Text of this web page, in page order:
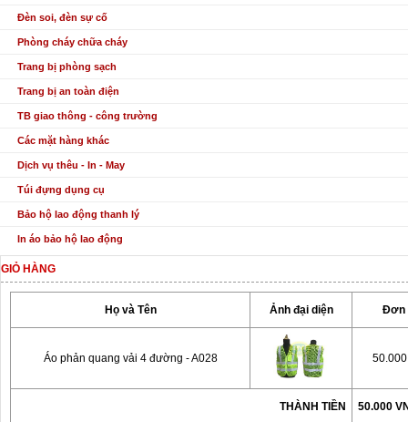
Đèn soi, đèn sự cố
Phòng cháy chữa cháy
Trang bị phòng sạch
Trang bị an toàn điện
TB giao thông - công trường
Các mặt hàng khác
Dịch vụ thêu - In - May
Túi đựng dụng cụ
Bảo hộ lao động thanh lý
In áo bảo hộ lao động
GIỎ HÀNG
Họ và Tên Ảnh đại diện Đơn
Áo phản quang vải 4 đường - A028
THÀNH TIỀN 50.000